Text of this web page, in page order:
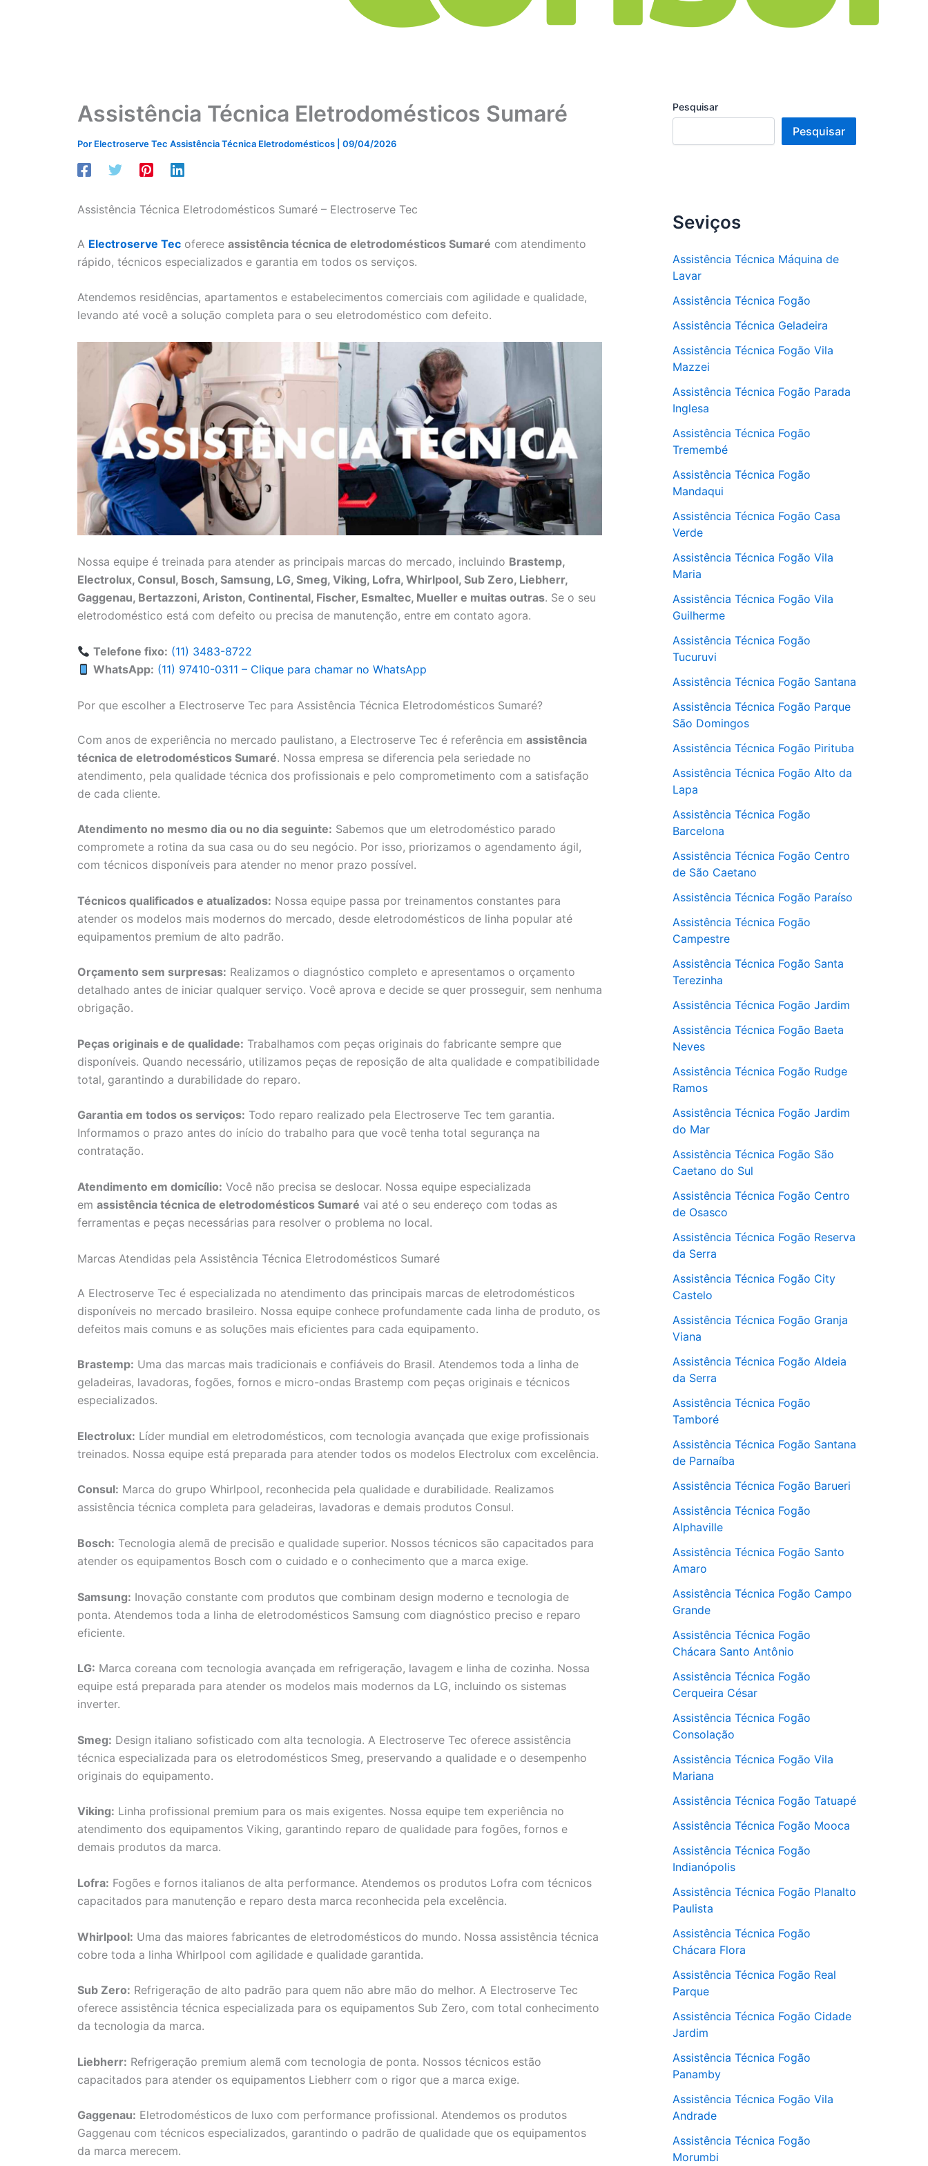
Assistência Técnica Eletrodomésticos Sumaré
Por Electroserve Tec Assistência Técnica Eletrodomésticos 09/04/2026
Assistência Técnica Eletrodomésticos Sumaré – Electroserve Tec
A Electroserve Tec oferece assistência técnica de eletrodomésticos Sumaré com atendimento
rápido, técnicos especializados e garantia em todos os serviços.
Atendemos residências, apartamentos e estabelecimentos comerciais com agilidade e qualidade,
levando até você a solução completa para o seu eletrodoméstico com defeito.
Nossa equipe é treinada para atender as principais marcas do mercado, incluindo Brastemp,
Electrolux, Consul, Bosch, Samsung, LG, Smeg, Viking, Lofra, Whirlpool, Sub Zero, Liebherr,
Gaggenau, Bertazzoni, Ariston, Continental, Fischer, Esmaltec, Mueller e muitas outras. Se o seu
eletrodoméstico está com defeito ou precisa de manutenção, entre em contato agora.
Telefone fixo: (11) 3483-8722
WhatsApp: (11) 97410-0311 – Clique para chamar no WhatsApp
Por que escolher a Electroserve Tec para Assistência Técnica Eletrodomésticos Sumaré?
Com anos de experiência no mercado paulistano, a Electroserve Tec é referência em assistência
técnica de eletrodomésticos Sumaré. Nossa empresa se diferencia pela seriedade no
atendimento, pela qualidade técnica dos profissionais e pelo comprometimento com a satisfação
de cada cliente.
Atendimento no mesmo dia ou no dia seguinte: Sabemos que um eletrodoméstico parado
compromete a rotina da sua casa ou do seu negócio. Por isso, priorizamos o agendamento ágil,
com técnicos disponíveis para atender no menor prazo possível.
Técnicos qualificados e atualizados: Nossa equipe passa por treinamentos constantes para
atender os modelos mais modernos do mercado, desde eletrodomésticos de linha popular até
equipamentos premium de alto padrão.
Orçamento sem surpresas: Realizamos o diagnóstico completo e apresentamos o orçamento
detalhado antes de iniciar qualquer serviço. Você aprova e decide se quer prosseguir, sem nenhuma
obrigação.
Peças originais e de qualidade: Trabalhamos com peças originais do fabricante sempre que
disponíveis. Quando necessário, utilizamos peças de reposição de alta qualidade e compatibilidade
total, garantindo a durabilidade do reparo.
Garantia em todos os serviços: Todo reparo realizado pela Electroserve Tec tem garantia.
Informamos o prazo antes do início do trabalho para que você tenha total segurança na
contratação.
Atendimento em domicílio: Você não precisa se deslocar. Nossa equipe especializada
em assistência técnica de eletrodomésticos Sumaré vai até o seu endereço com todas as
ferramentas e peças necessárias para resolver o problema no local.
Marcas Atendidas pela Assistência Técnica Eletrodomésticos Sumaré
A Electroserve Tec é especializada no atendimento das principais marcas de eletrodomésticos
disponíveis no mercado brasileiro. Nossa equipe conhece profundamente cada linha de produto, os
defeitos mais comuns e as soluções mais eficientes para cada equipamento.
Brastemp: Uma das marcas mais tradicionais e confiáveis do Brasil. Atendemos toda a linha de
geladeiras, lavadoras, fogões, fornos e micro-ondas Brastemp com peças originais e técnicos
especializados.
Electrolux: Líder mundial em eletrodomésticos, com tecnologia avançada que exige profissionais
treinados. Nossa equipe está preparada para atender todos os modelos Electrolux com excelência.
Consul: Marca do grupo Whirlpool, reconhecida pela qualidade e durabilidade. Realizamos
assistência técnica completa para geladeiras, lavadoras e demais produtos Consul.
Bosch: Tecnologia alemã de precisão e qualidade superior. Nossos técnicos são capacitados para
atender os equipamentos Bosch com o cuidado e o conhecimento que a marca exige.
Samsung: Inovação constante com produtos que combinam design moderno e tecnologia de
ponta. Atendemos toda a linha de eletrodomésticos Samsung com diagnóstico preciso e reparo
eficiente.
LG: Marca coreana com tecnologia avançada em refrigeração, lavagem e linha de cozinha. Nossa
equipe está preparada para atender os modelos mais modernos da LG, incluindo os sistemas
inverter.
Smeg: Design italiano sofisticado com alta tecnologia. A Electroserve Tec oferece assistência
técnica especializada para os eletrodomésticos Smeg, preservando a qualidade e o desempenho
originais do equipamento.
Viking: Linha profissional premium para os mais exigentes. Nossa equipe tem experiência no
atendimento dos equipamentos Viking, garantindo reparo de qualidade para fogões, fornos e
demais produtos da marca.
Lofra: Fogões e fornos italianos de alta performance. Atendemos os produtos Lofra com técnicos
capacitados para manutenção e reparo desta marca reconhecida pela excelência.
Whirlpool: Uma das maiores fabricantes de eletrodomésticos do mundo. Nossa assistência técnica
cobre toda a linha Whirlpool com agilidade e qualidade garantida.
Sub Zero: Refrigeração de alto padrão para quem não abre mão do melhor. A Electroserve Tec
oferece assistência técnica especializada para os equipamentos Sub Zero, com total conhecimento
da tecnologia da marca.
Liebherr: Refrigeração premium alemã com tecnologia de ponta. Nossos técnicos estão
capacitados para atender os equipamentos Liebherr com o rigor que a marca exige.
Gaggenau: Eletrodomésticos de luxo com performance profissional. Atendemos os produtos
Gaggenau com técnicos especializados, garantindo o padrão de qualidade que os equipamentos
da marca merecem.
Pesquisar
Pesquisar
Seviços
Assistência Técnica Máquina de
Lavar
Assistência Técnica Fogão
Assistência Técnica Geladeira
Assistência Técnica Fogão Vila
Mazzei
Assistência Técnica Fogão Parada
Inglesa
Assistência Técnica Fogão
Tremembé
Assistência Técnica Fogão
Mandaqui
Assistência Técnica Fogão Casa
Verde
Assistência Técnica Fogão Vila
Maria
Assistência Técnica Fogão Vila
Guilherme
Assistência Técnica Fogão
Tucuruvi
Assistência Técnica Fogão Santana
Assistência Técnica Fogão Parque
São Domingos
Assistência Técnica Fogão Pirituba
Assistência Técnica Fogão Alto da
Lapa
Assistência Técnica Fogão
Barcelona
Assistência Técnica Fogão Centro
de São Caetano
Assistência Técnica Fogão Paraíso
Assistência Técnica Fogão
Campestre
Assistência Técnica Fogão Santa
Terezinha
Assistência Técnica Fogão Jardim
Assistência Técnica Fogão Baeta
Neves
Assistência Técnica Fogão Rudge
Ramos
Assistência Técnica Fogão Jardim
do Mar
Assistência Técnica Fogão São
Caetano do Sul
Assistência Técnica Fogão Centro
de Osasco
Assistência Técnica Fogão Reserva
da Serra
Assistência Técnica Fogão City
Castelo
Assistência Técnica Fogão Granja
Viana
Assistência Técnica Fogão Aldeia
da Serra
Assistência Técnica Fogão
Tamboré
Assistência Técnica Fogão Santana
de Parnaíba
Assistência Técnica Fogão Barueri
Assistência Técnica Fogão
Alphaville
Assistência Técnica Fogão Santo
Amaro
Assistência Técnica Fogão Campo
Grande
Assistência Técnica Fogão
Chácara Santo Antônio
Assistência Técnica Fogão
Cerqueira César
Assistência Técnica Fogão
Consolação
Assistência Técnica Fogão Vila
Mariana
Assistência Técnica Fogão Tatuapé
Assistência Técnica Fogão Mooca
Assistência Técnica Fogão
Indianópolis
Assistência Técnica Fogão Planalto
Paulista
Assistência Técnica Fogão
Chácara Flora
Assistência Técnica Fogão Real
Parque
Assistência Técnica Fogão Cidade
Jardim
Assistência Técnica Fogão
Panamby
Assistência Técnica Fogão Vila
Andrade
Assistência Técnica Fogão
Morumbi